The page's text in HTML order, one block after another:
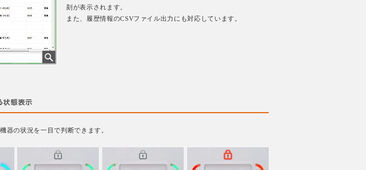
刻が表示されます。
また、履歴情報のCSVファイル出力にも対応しています。
器の状況を一目で判断できます。